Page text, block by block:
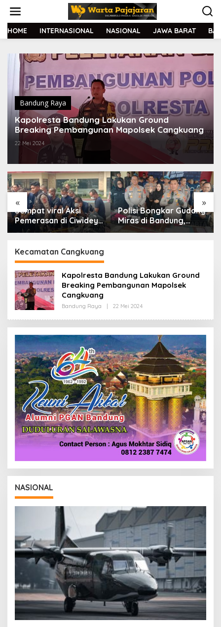
t
HOME INTERNASIONAL NASIONAL JAWA BARAT
Bandung Raya
Kapolresta Bandung Lakukan Ground
Breaking Pembangunan Mapolsek Cangkuang
22 Mei 2024
« »
Sempat viral Aksi
Pemerasan di Ciwidey,
Polisi Tangkap Dua
Polisi Bongkar Gudang
Miras di Bandung,
Lebih dari Enam Ribu
Kecamatan Cangkuang
Kapolresta Bandung Lakukan Ground
Breaking Pembangunan Mapolsek
Cangkuang
Bandung Raya 22 Mei 2024
E
H
R
A
K
I
NASIONAL